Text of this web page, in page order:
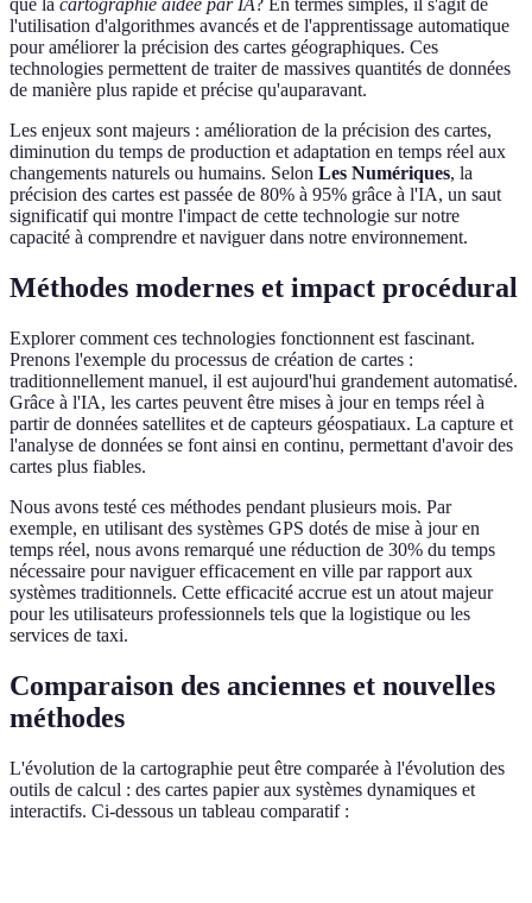
que la cartographie aidée par IA? En termes simples, il s'agit de
l'utilisation d'algorithmes avancés et de l'apprentissage automatique
pour améliorer la précision des cartes géographiques. Ces
technologies permettent de traiter de massives quantités de données
de manière plus rapide et précise qu'auparavant.
Les enjeux sont majeurs : amélioration de la précision des cartes,
diminution du temps de production et adaptation en temps réel aux
changements naturels ou humains. Selon Les Numériques, la
précision des cartes est passée de 80% à 95% grâce à l'IA, un saut
significatif qui montre l'impact de cette technologie sur notre
capacité à comprendre et naviguer dans notre environnement.
Méthodes modernes et impact procédural
Explorer comment ces technologies fonctionnent est fascinant.
Prenons l'exemple du processus de création de cartes :
traditionnellement manuel, il est aujourd'hui grandement automatisé.
Grâce à l'IA, les cartes peuvent être mises à jour en temps réel à
partir de données satellites et de capteurs géospatiaux. La capture et
l'analyse de données se font ainsi en continu, permettant d'avoir des
cartes plus fiables.
Nous avons testé ces méthodes pendant plusieurs mois. Par
exemple, en utilisant des systèmes GPS dotés de mise à jour en
temps réel, nous avons remarqué une réduction de 30% du temps
nécessaire pour naviguer efficacement en ville par rapport aux
systèmes traditionnels. Cette efficacité accrue est un atout majeur
pour les utilisateurs professionnels tels que la logistique ou les
services de taxi.
Comparaison des anciennes et nouvelles
méthodes
L'évolution de la cartographie peut être comparée à l'évolution des
outils de calcul : des cartes papier aux systèmes dynamiques et
interactifs. Ci-dessous un tableau comparatif :